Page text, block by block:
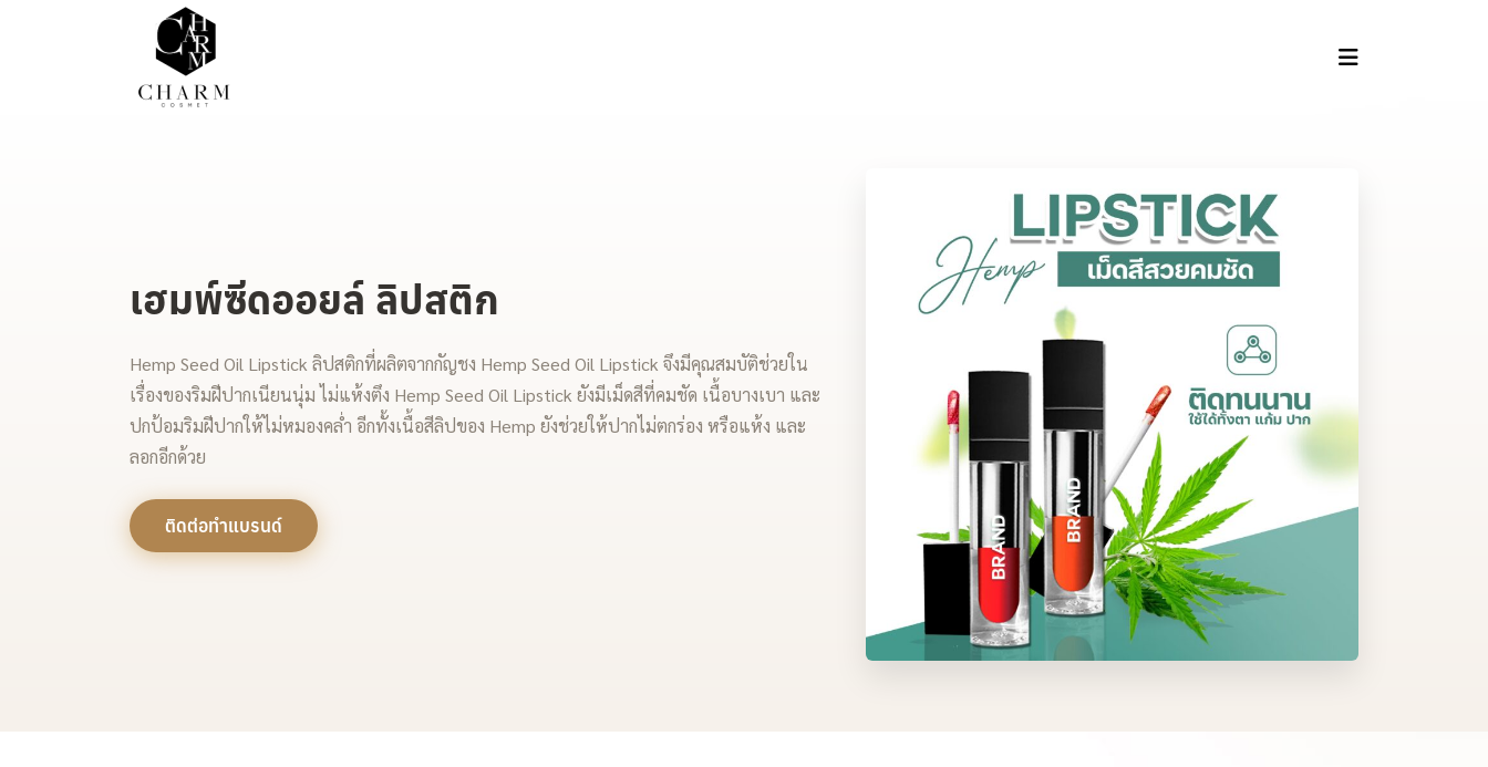
เฮมพ์ซีดออยล์ ลิปสติก
Hemp Seed Oil Lipstick ลิปสติกที่ผลิตจากกัญชง Hemp Seed Oil Lipstick จึงมีคุณสมบัติช่วยใน
เรื่องของริมฝีปากเนียนนุ่ม ไม่แห้งตึง Hemp Seed Oil Lipstick ยังมีเม็ดสีที่คมชัด เนื้อบางเบา และ
ปกป้อมริมฝีปากให้ไม่หมองคล่ำ อีกทั้งเนื้อสีลิปของ Hemp ยังช่วยให้ปากไม่ตกร่อง หรือแห้ง และ
ลอกอีกด้วย
ติดต่อทำแบรนด์